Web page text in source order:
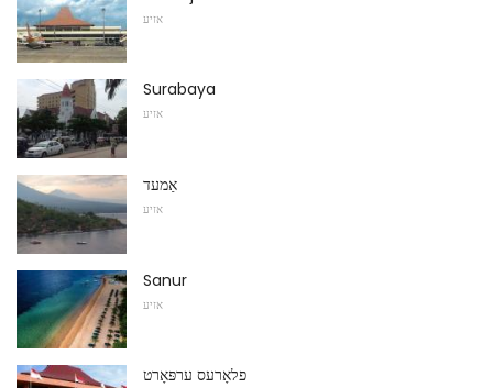
אזיע
Surabaya
אזיע
אַמעד
אזיע
Sanur
אזיע
פלאָרעס ערפּאָרט